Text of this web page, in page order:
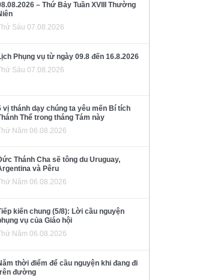
– Thứ Bảy Tuần XVIII Thường
Sáu 07.08.2026
Phụng vụ từ ngày 09.8 đến 16.8.2026
Sáu 07.08.2026
vị thánh dạy chúng ta yêu mến Bí tích
Thể trong tháng Tám này
Năm 06.08.2026
Thánh Cha sẽ tông du Uruguay,
và Pêru
Năm 06.08.2026
kiến chung (5/8): Lời cầu nguyện
vụ của Giáo hội
Năm 06.08.2026
thời điểm để cầu nguyện khi đang đi
đường